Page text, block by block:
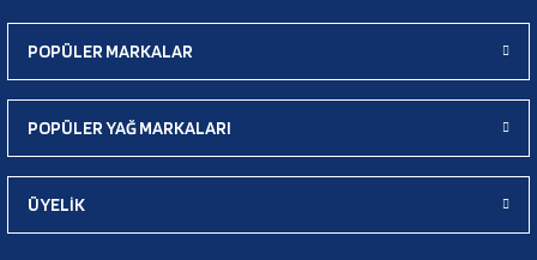
POPÜLER MARKALAR
POPÜLER YAĞ MARKALARI
ÜYELİK